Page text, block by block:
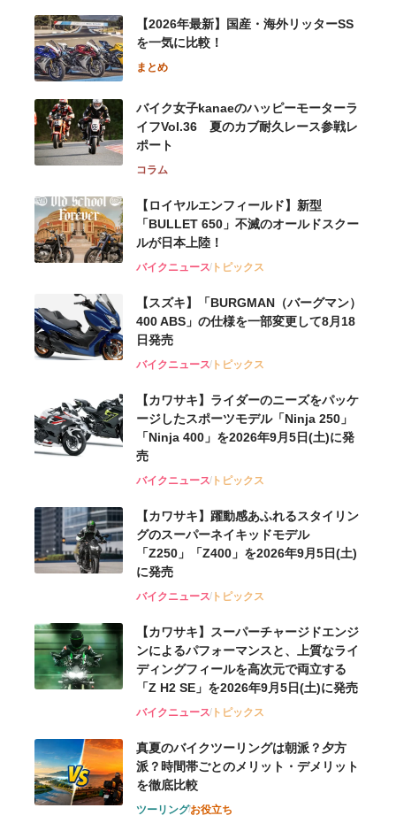
【2026年最新】国産・海外リッターSS
を一気に比較！
まとめ
バイク女子kanaeのハッピーモーターラ
イフVol.36 夏のカブ耐久レース参戦レ
ポート
コラム
【ロイヤルエンフィールド】新型
「BULLET 650」不滅のオールドスクー
ルが⽇本上陸！
バイクニューストピックス
【スズキ】「BURGMAN（バーグマン）
400 ABS」の仕様を一部変更して8月18
日発売
バイクニューストピックス
【カワサキ】ライダーのニーズをパッケ
ージしたスポーツモデル「Ninja 250」
「Ninja 400」を2026年9月5日(土)に発
売
バイクニューストピックス
【カワサキ】躍動感あふれるスタイリン
グのスーパーネイキッドモデル
「Z250」「Z400」を2026年9月5日(土)
に発売
バイクニューストピックス
【カワサキ】スーパーチャージドエンジ
ンによるパフォーマンスと、上質なライ
ディングフィールを高次元で両立する
「Z H2 SE」を2026年9月5日(土)に発売
バイクニューストピックス
真夏のバイクツーリングは朝派？夕方
派？時間帯ごとのメリット・デメリット
を徹底比較
ツーリングお役立ち